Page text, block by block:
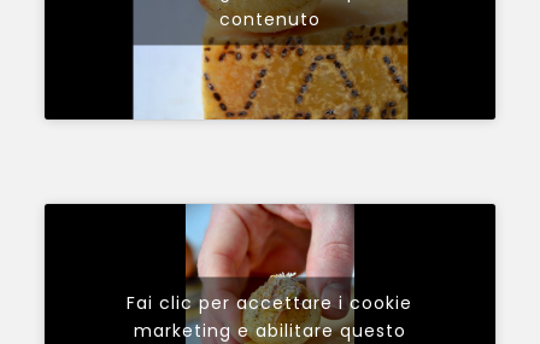
contenuto
Fai clic per accettare i cookie
marketing e abilitare questo